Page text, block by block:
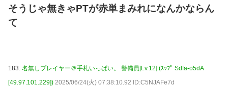
そうじゃ無きゃPTが赤単まみれになんかならん
て
183: 名無しプレイヤー＠手札いっぱい。 警備員[Lv.12] (ｽｯﾌﾟ Sdfa-o5dA
[49.97.101.229]) 2025/06/24(火) 07:38:10.92 ID:C5NJAFe7d